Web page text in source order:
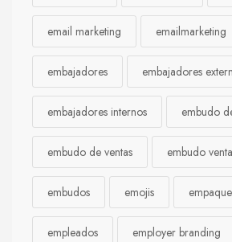
email marketing emailmarketing
embajadores embajadores
embajadores internos embudo
embudo de ventas embudo
embudos emojis empaque
empleados employer branding